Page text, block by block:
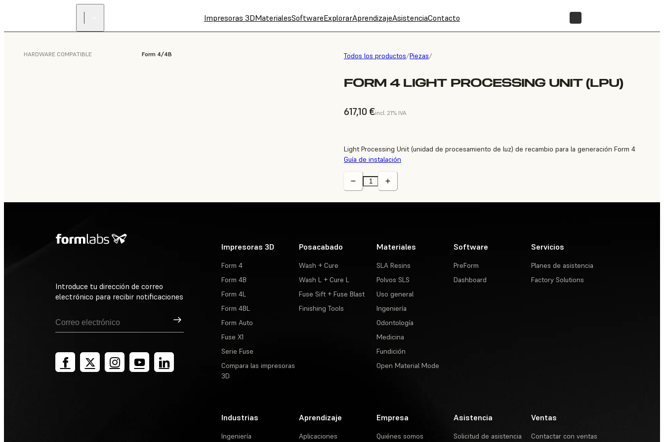
Impresoras 3DMaterialesSoftwareExplorarAprendizajeAsistenciaContacto
Todos los productos/Piezas/
FORM 4 LIGHT PROCESSING UNIT (LPU)
617,10 €incl. 21% IVA
HARDWARE COMPATIBLE Form 4/4B
Light Processing Unit (unidad de procesamiento de luz) de recambio para la generación Form 4
Guía de instalación
Introduce tu dirección de correo
electrónico para recibir notificaciones
Suscribirse
Impresoras 3D
Form 4
Form 4B
Form 4L
Form 4BL
Form Auto
Fuse X1
Serie Fuse
Compara las impresoras
3D
Posacabado
Wash + Cure
Wash L + Cure L
Fuse Sift + Fuse Blast
Finishing Tools
Materiales
SLA Resins
Polvos SLS
Uso general
Ingeniería
Odontología
Medicina
Fundición
Open Material Mode
Software
PreForm
Dashboard
Servicios
Planes de asistencia
Factory Solutions
Industrias
Ingeniería
Aprendizaje
Aplicaciones
Empresa
Quiénes somos
Asistencia
Solicitud de asistencia
Ventas
Contactar con ventas